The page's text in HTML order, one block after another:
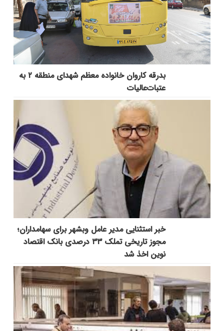
بدرقه کاروان خانواده معظم شهدای منطقه ۲ به
عتبات‌عالیات
خبر استثنایی مدیر عامل وبشهر برای سهامداران؛
مجوز تاریخی تملک ۳۳ درصدی بانک اقتصاد
نوین اخذ شد